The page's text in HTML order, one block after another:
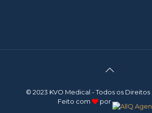
© 2023 KVO Medical - Todos os
Feito com
por